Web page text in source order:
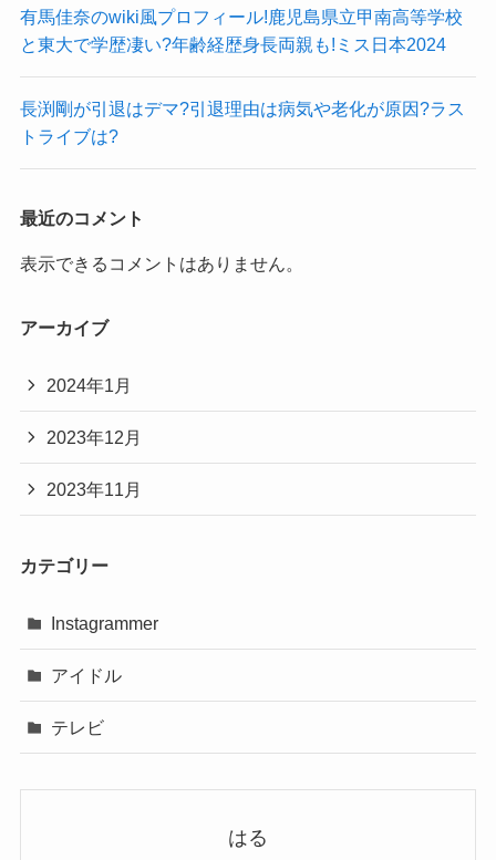
有馬佳奈のwiki風プロフィール!鹿児島県立甲南高等学校
と東大で学歴凄い?年齢経歴身長両親も!ミス日本2024
長渕剛が引退はデマ?引退理由は病気や老化が原因?ラス
トライブは?
最近のコメント
表示できるコメントはありません。
アーカイブ
2024年1月
2023年12月
2023年11月
カテゴリー
Instagrammer
アイドル
テレビ
はる